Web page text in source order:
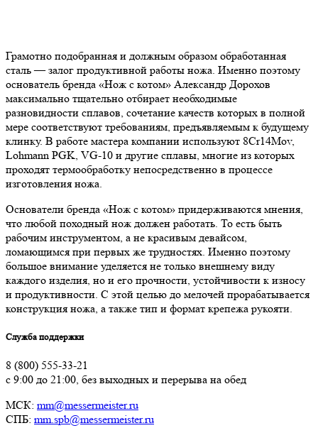
Грамотно подобранная и должным образом обработанная
сталь — залог продуктивной работы ножа. Именно поэтому
основатель бренда «Нож с котом» Александр Дорохов
максимально тщательно отбирает необходимые
разновидности сплавов, сочетание качеств которых в полной
мере соответствуют требованиям, предъявляемым к будущему
клинку. В работе мастера компании используют 8Cr14Mov,
Lohmann PGK, VG-10 и другие сплавы, многие из которых
проходят термообработку непосредственно в процессе
изготовления ножа.
Основатели бренда «Нож с котом» придерживаются мнения,
что любой походный нож должен работать. То есть быть
рабочим инструментом, а не красивым девайсом,
ломающимся при первых же трудностях. Именно поэтому
большое внимание уделяется не только внешнему виду
каждого изделия, но и его прочности, устойчивости к износу
и продуктивности. С этой целью до мелочей прорабатывается
конструкция ножа, а также тип и формат крепежа рукояти.
Служба поддержки
8 (800) 555-33-21
с 9:00 до 21:00, без выходных и перерыва на обед
МСК: mm@messermeister.ru
СПБ: mm.spb@messermeister.ru